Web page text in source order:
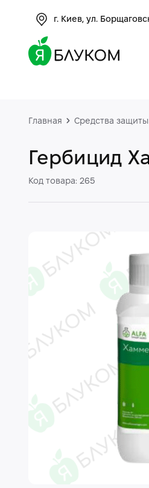
г. Киев, ул.
Главная Средства
Гербицид
Код товара: 265